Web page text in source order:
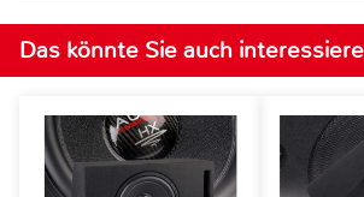
Das könnte Sie auch